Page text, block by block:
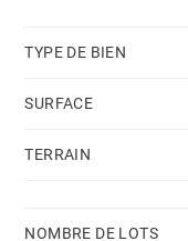
TYPE DE BIEN
SURFACE
TERRAIN
NOMBRE DE LOTS